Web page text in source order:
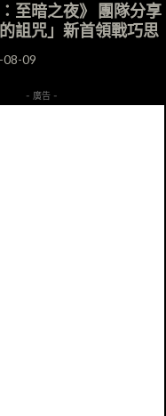
至暗之夜》 團隊分享
的詛咒」新首領戰巧思
08-09
- 廣告 -